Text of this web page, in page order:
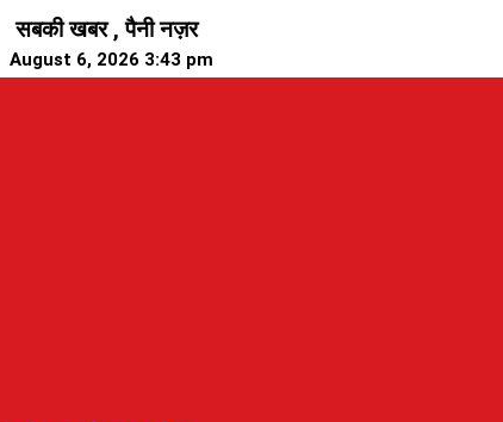
सबकी खबर , पैनी नज़र
August 6, 2026 3:43 pm